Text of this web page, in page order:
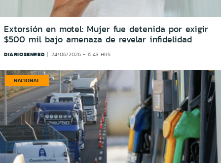
Extorsión en motel: Mujer fue detenida por exigir
$500 mil bajo amenaza de revelar infidelidad
DIARIOSENRED 24/06/2026 - 15:43 HRS
NACIONAL